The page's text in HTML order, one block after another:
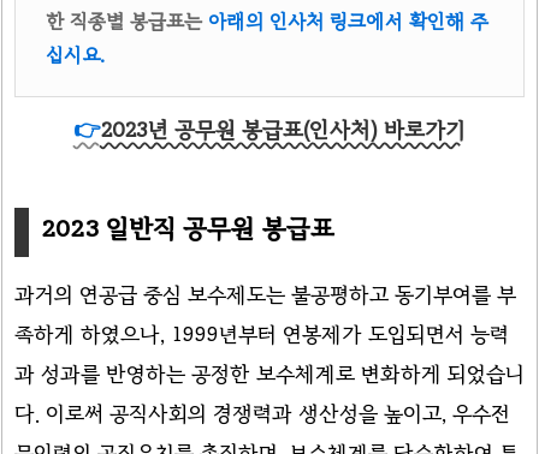
한 직종별 봉급표는 아래의 인사처 링크에서 확인해 주
십시요.
👉2023년 공무원 봉급표(인사처) 바로가기
2023 일반직 공무원 봉급표
과거의 연공급 중심 보수제도는 불공평하고 동기부여를 부
족하게 하였으나, 1999년부터 연봉제가 도입되면서 능력
과 성과를 반영하는 공정한 보수체계로 변화하게 되었습니
다. 이로써 공직사회의 경쟁력과 생산성을 높이고, 우수전